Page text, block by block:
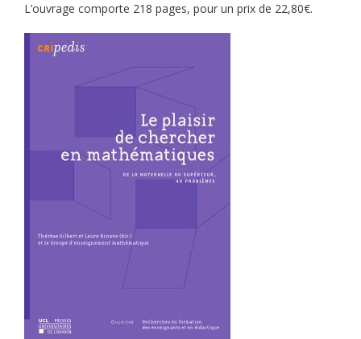
L’ouvrage comporte 218 pages, pour un prix de 22,80€.